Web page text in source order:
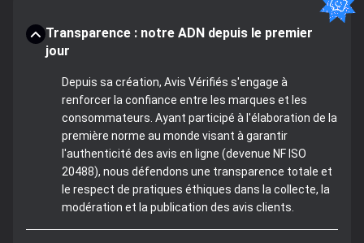
Transparence : notre ADN depuis le premier
jour
Depuis sa création, Avis Vérifiés s'engage à
renforcer la confiance entre les marques et les
consommateurs. Ayant participé à l'élaboration de la
première norme au monde visant à garantir
l'authenticité des avis en ligne (devenue NF ISO
20488), nous défendons une transparence totale et
le respect de pratiques éthiques dans la collecte, la
modération et la publication des avis clients.